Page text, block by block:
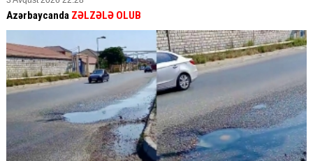
Azərbaycanda ZƏLZƏLƏ OLUB